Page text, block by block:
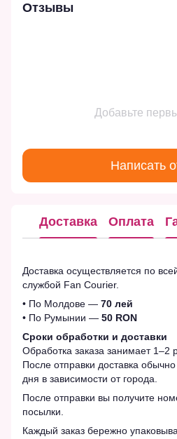
Отзывы
Добавьте
Написать
Доставка Оплата
Доставка осуществляется по
службой Fan Courier.
• По Молдове — 70 лей
• По Румынии — 50 RON
Сроки обработки и доставки
Обработка заказа занимает 1–2
После отправки доставка
дня в зависимости от города.
После отправки вы получите
посылки.
Каждый заказ бережно